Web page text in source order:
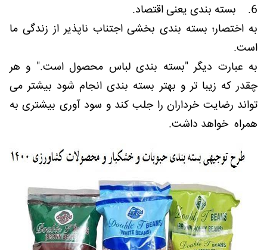
6. بسته بندی یعنی اقتصاد.
به اختصار؛ بسته بندی بخشی اجتناب ناپذیر از زندگی ما
است.
به عبارت دیگر "بسته بندی لباس محصول است." و هر
چقدر که زیبا تر و بهتر بسته بندی انجام شود بیشتر می
تواند رضایت خرداران را جلب کند و سود آوری بیشتری به
همراه خواهد داشت.